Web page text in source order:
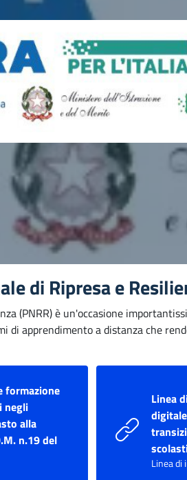
di Ripresa e
(PNRR) è un'occasione
di apprendimento a distanza che
formazione
negli
alla
n.19 del
Linea
Linea di